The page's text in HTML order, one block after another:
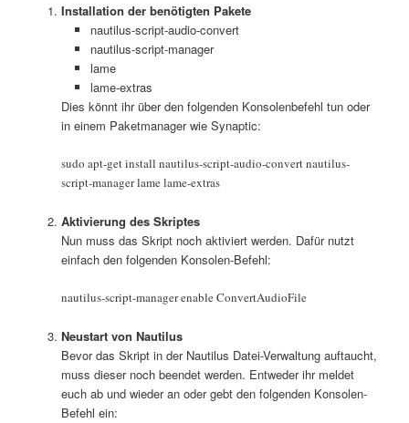
Installation der benötigten Pakete
nautilus-script-audio-convert
nautilus-script-manager
lame
lame-extras
Dies könnt ihr über den folgenden Konsolenbefehl tun oder
in einem Paketmanager wie Synaptic:
sudo apt-get install nautilus-script-audio-convert nautilus-
script-manager lame lame-extras
Aktivierung des Skriptes
Nun muss das Skript noch aktiviert werden. Dafür nutzt
einfach den folgenden Konsolen-Befehl:
nautilus-script-manager enable ConvertAudioFile
Neustart von Nautilus
Bevor das Skript in der Nautilus Datei-Verwaltung auftaucht,
muss dieser noch beendet werden. Entweder ihr meldet
euch ab und wieder an oder gebt den folgenden Konsolen-
Befehl ein: